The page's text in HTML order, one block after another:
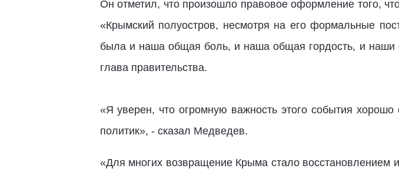
Он отметил, что произошло правовое оформление того,
«Крымский полуостров, несмотря на его формальные
была и наша общая боль, и наша общая гордость, и
глава правительства.
«Я уверен, что огромную важность этого события
политик», - сказал Медведев.
«Для многих возвращение Крыма стало восстановлением